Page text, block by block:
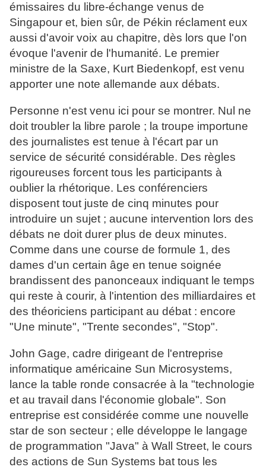
émissaires du libre-échange venus de
Singapour et, bien sûr, de Pékin réclament eux
aussi d'avoir voix au chapitre, dès lors que l'on
évoque l'avenir de l'humanité. Le premier
ministre de la Saxe, Kurt Biedenkopf, est venu
apporter une note allemande aux débats.
Personne n'est venu ici pour se montrer. Nul ne
doit troubler la libre parole ; la troupe importune
des journalistes est tenue à l'écart par un
service de sécurité considérable. Des règles
rigoureuses forcent tous les participants à
oublier la rhétorique. Les conférenciers
disposent tout juste de cinq minutes pour
introduire un sujet ; aucune intervention lors des
débats ne doit durer plus de deux minutes.
Comme dans une course de formule 1, des
dames d'un certain âge en tenue soignée
brandissent des panonceaux indiquant le temps
qui reste à courir, à l'intention des milliardaires et
des théoriciens participant au débat : encore
"Une minute", "Trente secondes", "Stop".
John Gage, cadre dirigeant de l'entreprise
informatique américaine Sun Microsystems,
lance la table ronde consacrée à la "technologie
et au travail dans l'économie globale". Son
entreprise est considérée comme une nouvelle
star de son secteur ; elle développe le langage
de programmation "Java" à Wall Street, le cours
des actions de Sun Systems bat tous les